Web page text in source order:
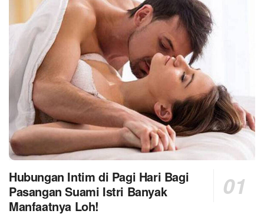
Hubungan Intim di Pagi Hari Bagi
Pasangan Suami Istri Banyak
Manfaatnya Loh!